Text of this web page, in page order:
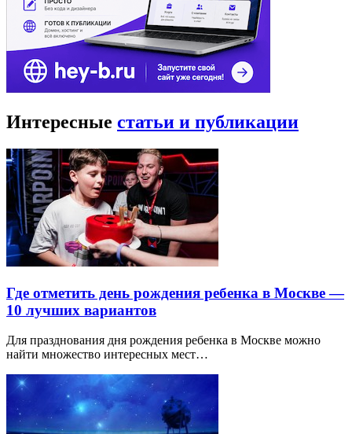
Интересные статьи и публикации
Где отметить день рождения ребенка в Москве —
10 лучших вариантов
Для празднования дня рождения ребенка в Москве можно
найти множество интересных мест…